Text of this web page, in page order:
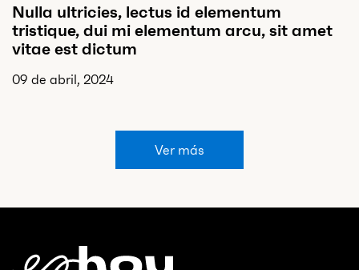
Nulla ultricies, lectus id elementum
tristique, dui mi elementum arcu, sit amet
vitae est dictum
09 de abril, 2024
Ver más